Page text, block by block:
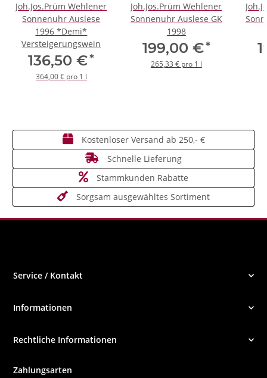
Joh.Jos.Prüm Wehlener
Sonnenuhr Auslese
1996 *Demi*
Versteigerungswein
136,50 €*
364,00 € pro 1 l
Joh.Jos.Prüm Wehlener
Sonnenuhr Auslese GK
1998
199,00 €*
265,33 € pro 1 l
Kostenloser Versand ab 250,- €
Schnelle Lieferung
Stammkunden Rabatte
Sorgsam ausgewähltes Sortiment
Service / Kontakt
Informationen
Rechtliche Informationen
Zahlungsarten